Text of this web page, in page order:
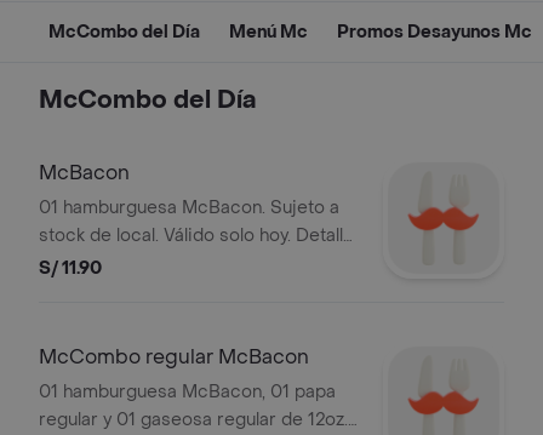
McCombo del Día Menú Mc Promos Desayunos Mc
McCombo del Día
McBacon
01 hamburguesa McBacon. Sujeto a
stock de local. Válido solo hoy. Detalle
del sándwich en "Hamburguesas".
S/ 11.90
McCombo regular McBacon
01 hamburguesa McBacon, 01 papa
regular y 01 gaseosa regular de 12oz.